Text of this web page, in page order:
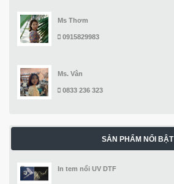
Ms Thơm
0915829983
Ms. Vân
0833 236 323
SẢN PHẨM NỔI BẬT
In tem nổi UV DTF